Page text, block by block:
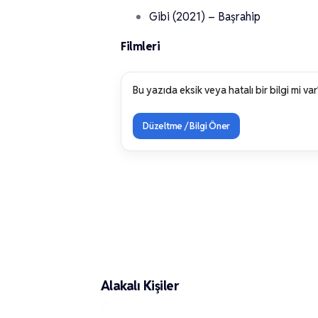
Gibi (2021) – Başrahip
Filmleri
Bu yazıda eksik veya hatalı bir bilgi mi
Düzeltme / Bilgi Öner
Alakalı Kişiler